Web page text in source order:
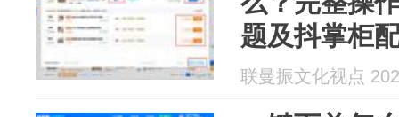
题及抖掌柜
联曼振文化视点